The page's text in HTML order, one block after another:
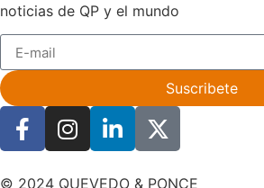
noticias de QP y el mundo
Suscribete
© 2024 QUEVEDO & PONCE